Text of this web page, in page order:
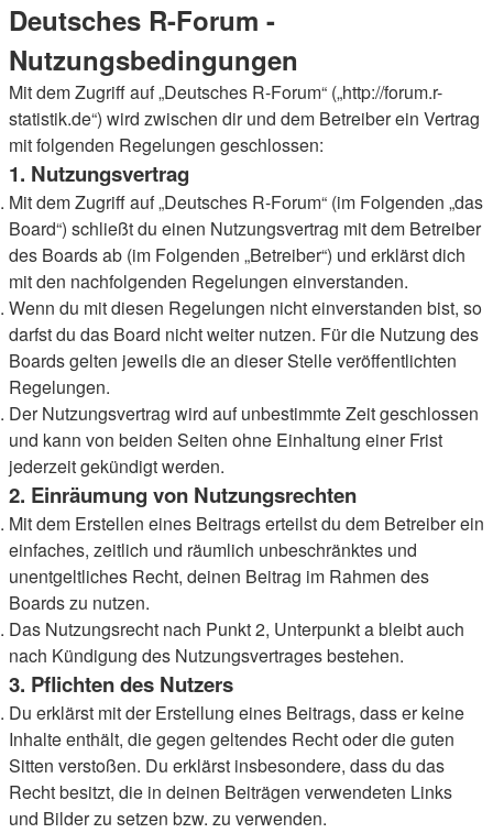
Deutsches R-Forum -
Nutzungsbedingungen
Mit dem Zugriff auf „Deutsches R-Forum“ („http://forum.r-
statistik.de“) wird zwischen dir und dem Betreiber ein Vertrag
mit folgenden Regelungen geschlossen:
1. Nutzungsvertrag
Mit dem Zugriff auf „Deutsches R-Forum“ (im Folgenden „das
Board“) schließt du einen Nutzungsvertrag mit dem Betreiber
des Boards ab (im Folgenden „Betreiber“) und erklärst dich
mit den nachfolgenden Regelungen einverstanden.
Wenn du mit diesen Regelungen nicht einverstanden bist, so
darfst du das Board nicht weiter nutzen. Für die Nutzung des
Boards gelten jeweils die an dieser Stelle veröffentlichten
Regelungen.
Der Nutzungsvertrag wird auf unbestimmte Zeit geschlossen
und kann von beiden Seiten ohne Einhaltung einer Frist
jederzeit gekündigt werden.
2. Einräumung von Nutzungsrechten
Mit dem Erstellen eines Beitrags erteilst du dem Betreiber ein
einfaches, zeitlich und räumlich unbeschränktes und
unentgeltliches Recht, deinen Beitrag im Rahmen des
Boards zu nutzen.
Das Nutzungsrecht nach Punkt 2, Unterpunkt a bleibt auch
nach Kündigung des Nutzungsvertrages bestehen.
3. Pflichten des Nutzers
Du erklärst mit der Erstellung eines Beitrags, dass er keine
Inhalte enthält, die gegen geltendes Recht oder die guten
Sitten verstoßen. Du erklärst insbesondere, dass du das
Recht besitzt, die in deinen Beiträgen verwendeten Links
und Bilder zu setzen bzw. zu verwenden.